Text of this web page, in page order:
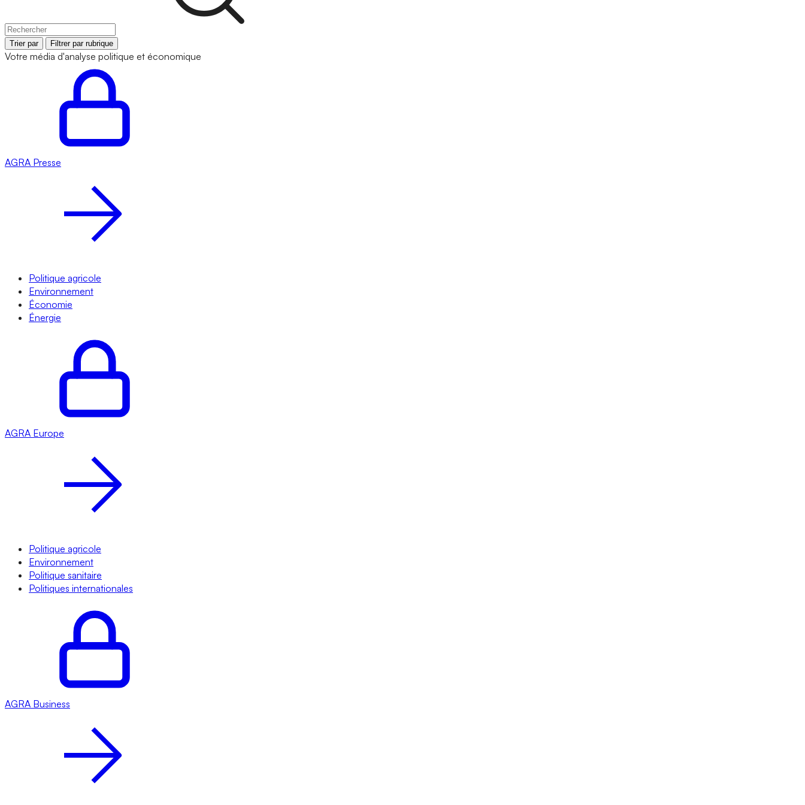
Trier par Filtrer par rubrique
Votre média d'analyse politique et économique
AGRA Presse
Politique agricole
Environnement
Économie
Énergie
AGRA Europe
Politique agricole
Environnement
Politique sanitaire
Politiques internationales
AGRA Business